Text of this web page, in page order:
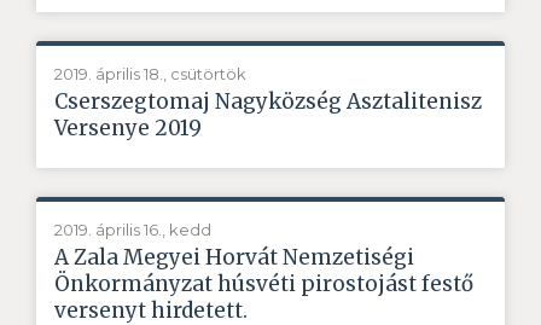
2019. április 18., csütörtök
Cserszegtomaj Nagyközség Asztalitenisz
Versenye 2019
2019. április 16., kedd
A Zala Megyei Horvát Nemzetiségi
Önkormányzat húsvéti pirostojást festő
versenyt hirdetett.